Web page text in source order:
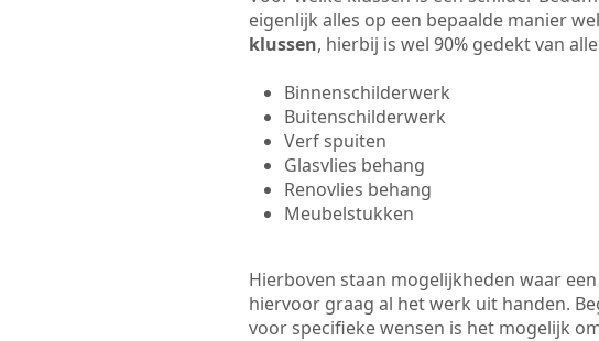
eigenlijk alles op een bepaalde manier
klussen, hierbij is wel 90% gedekt van
Binnenschilderwerk
Buitenschilderwerk
Verf spuiten
Glasvlies behang
Renovlies behang
Meubelstukken
Hierboven staan mogelijkheden waar
hiervoor graag al het werk uit handen.
voor specifieke wensen is het mogelijk